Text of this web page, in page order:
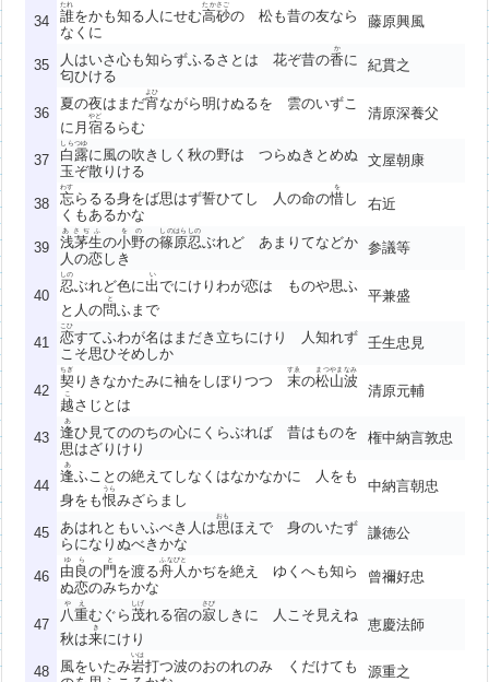
34 誰
たれ
をかも知る人にせむ高砂
たかさご
の 松も昔の友なら
なくに
藤原興風
35 人はいさ心も知らずふるさとは 花ぞ昔の香
か
に
匂ひける
紀貫之
36
夏の夜はまだ宵
よひ
ながら明けぬるを 雲のいずこ
に月宿
やど
るらむ
清原深養父
37 白露
しらつゆ
に風の吹きしく秋の野は つらぬきとめぬ
玉ぞ散りける
文屋朝康
38 忘
わす
らるる身をば思はず誓ひてし 人の命の惜
を
し
くもあるかな
右近
39 浅茅生
あさぢふ
の小野
をの
の篠原
しのはら
忍
しの
ぶれど あまりてなどか
人の恋しき
参議等
40
忍
しの
ぶれど色に出
い
でにけりわが恋は ものや思ふ
と人の問
と
ふまで
平兼盛
41 恋
こひ
すてふわが名はまだき立ちにけり 人知れず
こそ思ひそめしか
壬生忠見
42
契
ちぎ
りきなかたみに袖をしぼりつつ末
すゑ
の松山
まつやま
波
なみ
越
こ
さじとは
清原元輔
43 逢
あ
ひ見てののちの心にくらぶれば 昔はものを
思はざりけり
権中納言敦忠
44
逢
あ
ふことの絶えてしなくはなかなかに 人をも
身をも恨
うら
みざらまし
中納言朝忠
45 あはれともいふべき人は思
おも
ほえで 身のいたず
らになりぬべきかな
謙徳公
46 由良
ゆら
の門
と
を渡る舟人
ふなびと
かぢを絶え ゆくへも知ら
ぬ恋のみちかな
曾禰好忠
47
八重
やえ
むぐら 茂
しげ
れる宿の寂
さび
しきに 人こそ見えね
秋は来
き
にけり
恵慶法師
48 風をいたみ岩
いは
打つ波のおのれのみ くだけても
源重之